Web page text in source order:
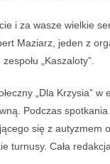
i za wasze wielkie
Maziarz, jeden z
„Kaszaloty”.
„Dla Krzysia” w
Podczas
się z autyzmem
turnusy. Cała